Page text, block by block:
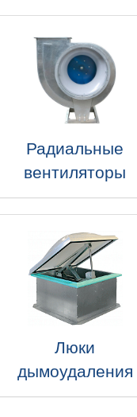
Радиальные
вентиляторы
Люки
дымоудаления